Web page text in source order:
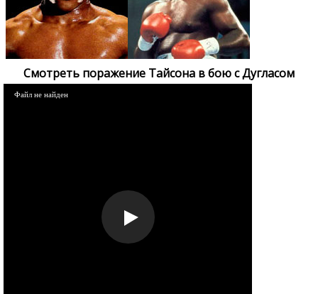
Смотреть поражение Тайсона в бою с Дугласом
Файл не найден